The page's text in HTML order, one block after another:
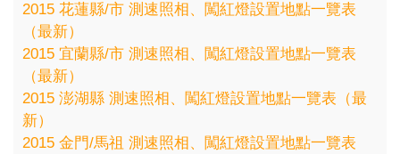
2015 花蓮縣/市 測速照相、闖紅燈設置地點一覽表
（最新）
2015 宜蘭縣/市 測速照相、闖紅燈設置地點一覽表
（最新）
2015 澎湖縣 測速照相、闖紅燈設置地點一覽表（最
新）
2015 金門/馬祖 測速照相、闖紅燈設置地點一覽表